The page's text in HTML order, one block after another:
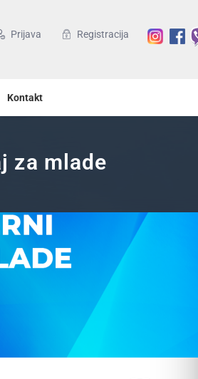
Prijava Registracija
Kontakt
za mlade